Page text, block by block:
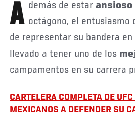
Además de estaransioso
octágono, el entusiasmo
de representar su bandera
llevado a tener uno de los
campamentos en su carrera
CARTELERA COMPLETA DE
MEXICANOS A DEFENDER SU